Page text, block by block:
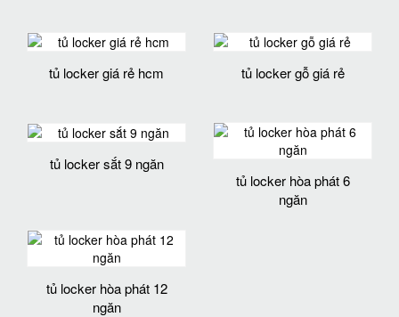
tủ locker giá rẻ hcm tủ locker gỗ giá rẻ
tủ locker sắt 9 ngăn
tủ locker hòa phát 6
ngăn
tủ locker hòa phát 12
ngăn